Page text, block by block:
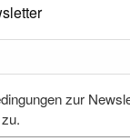
zur